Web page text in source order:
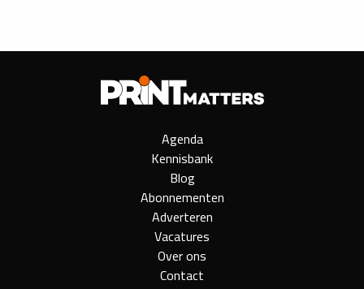
Agenda
Kennisbank
Blog
Abonnementen
Adverteren
Vacatures
Over ons
Contact